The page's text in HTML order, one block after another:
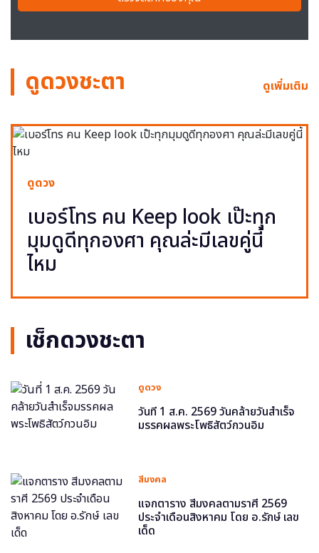
ดูดวงชะตา ดูเพิ่มเติม
ดูดวง
เบอร์โทร คน Keep look เป๊ะทุก
มุมดูดีทุกองศา คุณล่ะมีเลขคู่นี้
ไหม
เช็กดวงชะตา
ดูดวง
วันที่ 1 ส.ค. 2569 วันคล้ายวันสำเร็จ
มรรคผลพระโพธิสัตว์กวนอิม
สีมงคล
แจกตาราง สีมงคลตามราศี 2569
ประจำเดือนสิงหาคม โดย อ.รักษ์ เลข
เด็ด